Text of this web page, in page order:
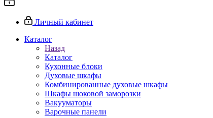
Личный кабинет
Каталог
Назад
Каталог
Кухонные блоки
Духовые шкафы
Комбинированные духовые шкафы
Шкафы шоковой заморозки
Вакууматоры
Варочные панели